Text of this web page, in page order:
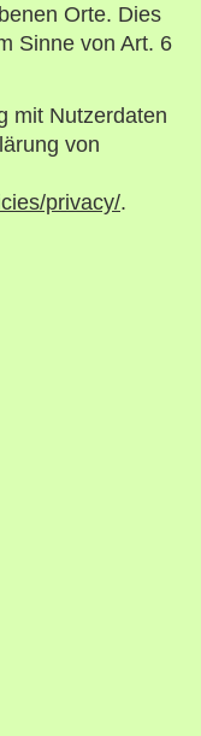
Orte. Dies
Sinne von Art. 6
mit Nutzerdaten
von
privacy/.